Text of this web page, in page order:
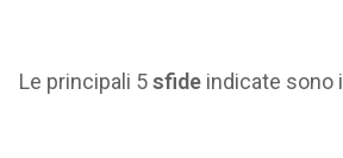
Le principali 5sfideindicate sono